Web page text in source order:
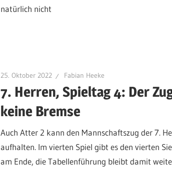
natürlich nicht
25. Oktober 2022 Fabian Heeke
7. Herren, Spieltag 4: Der
keine Bremse
Auch Atter 2 kann den Mannschaftszug der 7.
aufhalten. Im vierten Spiel gibt es den vierten
am Ende, die Tabellenführung bleibt damit